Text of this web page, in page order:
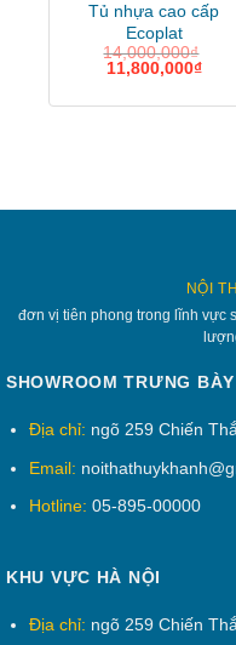
Tủ nhựa cao cấp
Ecoplat
14,000,000₫
11,800,000₫
NỘI
đơn vị tiên phong trong lĩnh vực
SHOWROOM TRƯNG
Địa chỉ: ngõ 259 Chiến
Email:
Hotline: 05-895-00000
KHU VỰC HÀ NỘI
Địa chỉ: ngõ 259 Chiến